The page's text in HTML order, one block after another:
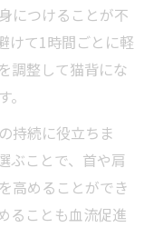
につけることが不
けて1時間ごとに軽
調整して猫背にな
持続に役立ちま
ぶことで、首や肩
高めることができ
ることも血流促進